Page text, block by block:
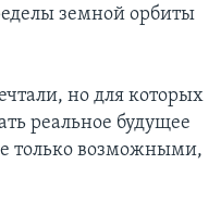
земной орбиты
но для которых
реальное будущее
только возможными,